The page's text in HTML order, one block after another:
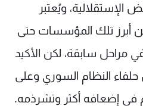
ويُعتبر
أبرز تلك المؤسسات حتى
مراحل سابقة، لكن الأكيد
النظام السوري وعلى
إضعافه أكثر وتشرذمه.